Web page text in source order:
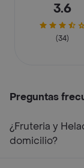
3.6
(34)
Preguntas
¿Fruteria y
domicilio?